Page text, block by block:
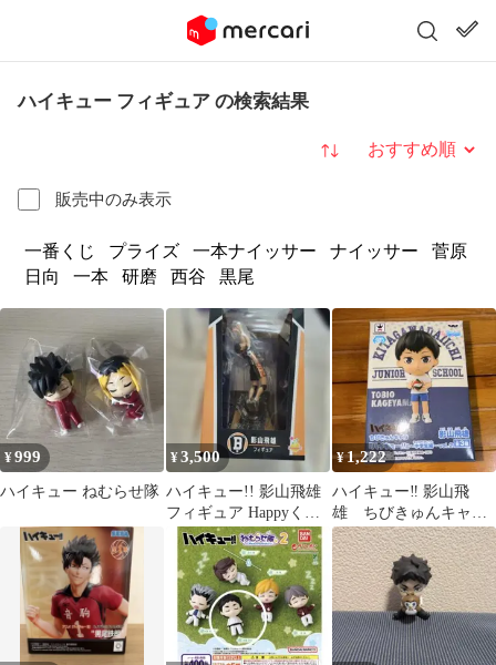
ハイキュー フィギュア の検索結果
販売中のみ表示
並び替え
一番くじ プライズ 一本ナイッサー ナイッサー
菅原
日向
一本 研磨 西谷 黒尾
¥999
ハイキュー ねむらせ隊
¥3,500
ハイキュー!! 影山飛雄
フィギュア Happyくじ
B賞
¥1,222
ハイキュー‼︎ 影山飛
雄 ちびきゅんキャ
ラ 中学生編